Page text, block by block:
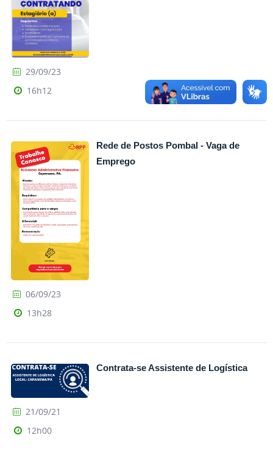
29/09/23
16h12
Rede de Postos Pombal - Vaga de
Emprego
06/09/23
13h28
Contrata-se Assistente de Logística
21/09/21
12h00